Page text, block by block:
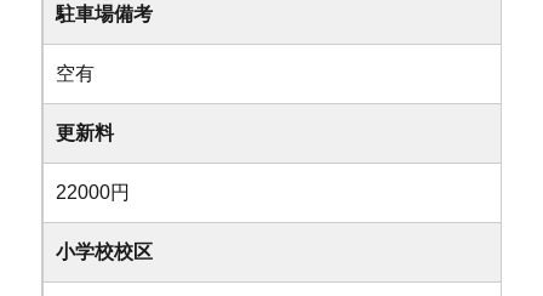
駐車場備考
空有
更新料
22000円
小学校校区